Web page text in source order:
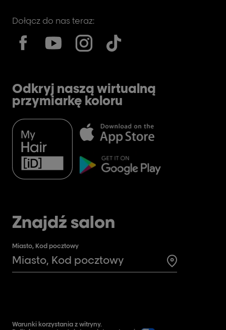
Dołącz do nas teraz:
Odkryj naszą wirtualną
przymiarkę koloru
Znajdź salon
Miasto, Kod pocztowy
Search for a
Warunki korzystania z witryny.